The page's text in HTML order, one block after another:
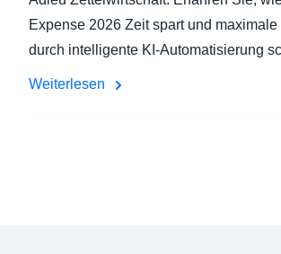
Expense 2026 Zeit spart und maximale
durch intelligente KI-Automatisierung
Weiterlesen